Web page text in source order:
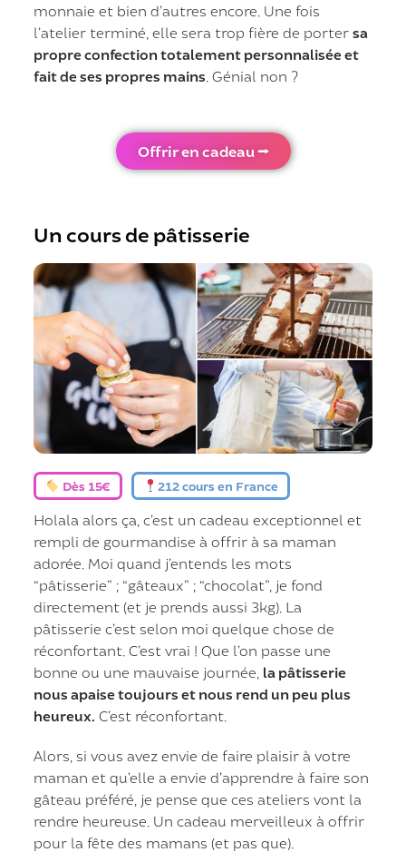
monnaie et bien d’autres encore. Une fois
l’atelier terminé, elle sera trop fière de portersa
propre confection totalement personnalisée et
fait de ses propres mains . Génial non ?
Offrir en cadeau ⭢
Un cours de pâtisserie
Dès 15€ 212 cours en France
Holala alors ça, c’est un cadeau exceptionnel et
rempli de gourmandise à offrir à sa maman
adorée. Moi quand j’entends les mots
“pâtisserie” ; “gâteaux” ; “chocolat”, je fond
directement (et je prends aussi 3kg). La
pâtisserie c’est selon moi quelque chose de
réconfortant. C’est vrai ! Que l’on passe une
bonne ou une mauvaise journée, la pâtisserie
nous apaise toujours et nous rend un peu plus
heureux. C’est réconfortant.
Alors, si vous avez envie de faire plaisir à votre
maman et qu’elle a envie d’apprendre à faire son
gâteau préféré, je pense que ces ateliers vont la
rendre heureuse. Un cadeau merveilleux à offrir
pour la fête des mamans (et pas que).